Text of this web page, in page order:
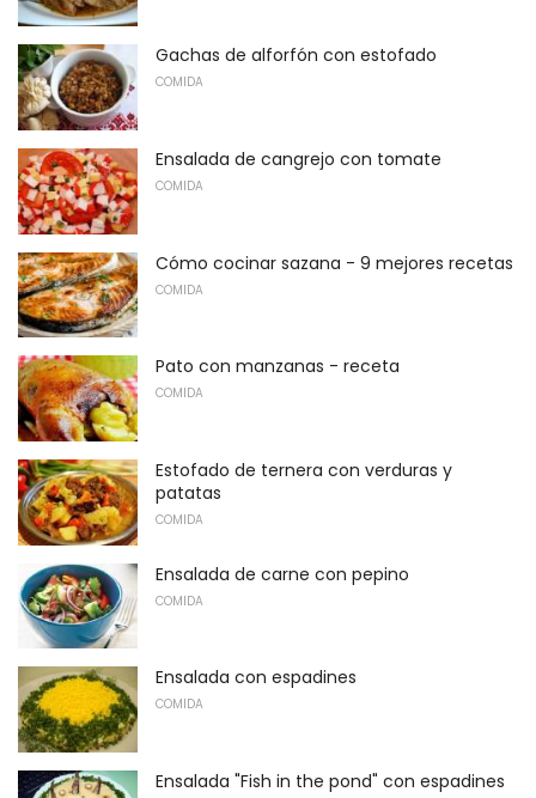
Gachas de alforfón con estofado
COMIDA
Ensalada de cangrejo con tomate
COMIDA
Cómo cocinar sazana - 9 mejores recetas
COMIDA
Pato con manzanas - receta
COMIDA
Estofado de ternera con verduras y
patatas
COMIDA
Ensalada de carne con pepino
COMIDA
Ensalada con espadines
COMIDA
Ensalada "Fish in the pond" con espadines